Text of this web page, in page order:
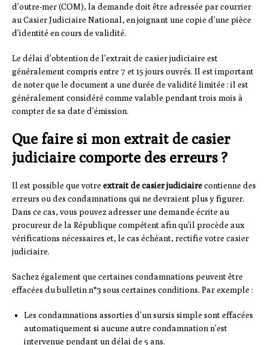
d’outre-mer (COM), la demande doit être adressée par courrier
au Casier Judiciaire National, en joignant une copie d’une pièce
d’identité en cours de validité.
Le délai d’obtention de l’extrait de casier judiciaire est
généralement compris entre 7 et 15 jours ouvrés. Il est important
de noter que le document a une durée de validité limitée : il est
généralement considéré comme valable pendant trois mois à
compter de sa date d’émission.
Que faire si mon extrait de casier
judiciaire comporte des erreurs ?
Il est possible que votre extrait de casier judiciairecontienne des
erreurs ou des condamnations qui ne devraient plus y figurer.
Dans ce cas, vous pouvez adresser une demande écrite au
procureur de la République compétent afin qu’il procède aux
vérifications nécessaires et, le cas échéant, rectifie votre casier
judiciaire.
Sachez également que certaines condamnations peuvent être
effacées du bulletin n°3 sous certaines conditions. Par exemple :
Les condamnations assorties d’un sursis simple sont effacées
automatiquement si aucune autre condamnation n’est
intervenue pendant un délai de 5 ans.